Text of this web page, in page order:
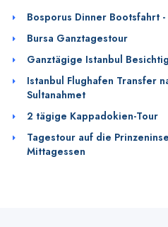
Bosporus Dinner Bootsfahrt
Bursa Ganztagestour
Ganztägige Istanbul
Istanbul Flughafen Transfer
Sultanahmet
2 tägige Kappadokien-Tour
Tagestour auf die
Mittagessen